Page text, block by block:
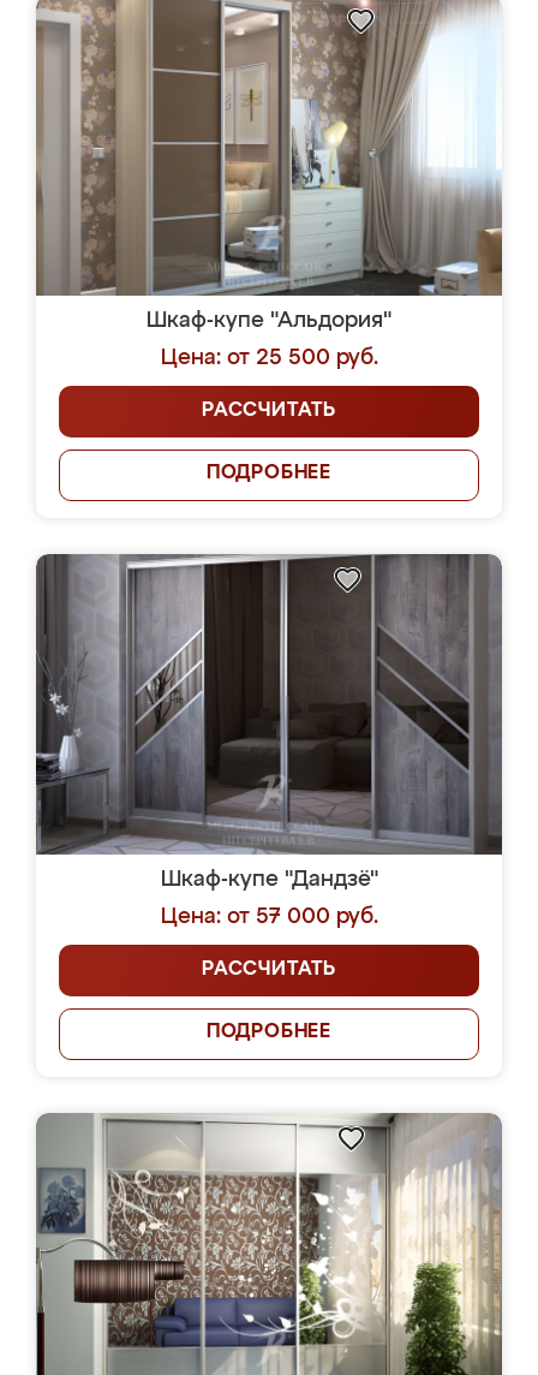
Шкаф-купе "Альдория"
Цена: от 25 500 руб.
РАССЧИТАТЬ
ПОДРОБНЕЕ
Шкаф-купе "Дандзё"
Цена: от 57 000 руб.
РАССЧИТАТЬ
ПОДРОБНЕЕ